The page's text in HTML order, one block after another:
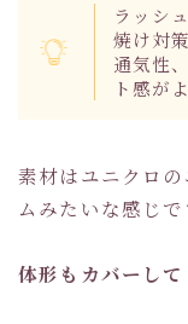
ラッシ
焼け対
通気性
ト感が
素材はユニクロ
ムみたいな感じで
体形もカバーして